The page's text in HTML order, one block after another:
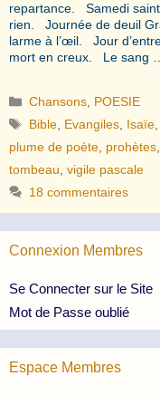
repartance. Samedi
rien. Journée de deuil
larme à l’œil. Jour
mort en creux. Le sang
Catégories
Chansons POESIE
Étiquettes
Bible Evangiles Isaïe
plume de poète prohètes
tombeau vigile pascale
18 commentaires
Connexion Membres
Se Connecter sur le Site
Mot de Passe oublié
Espace Membres